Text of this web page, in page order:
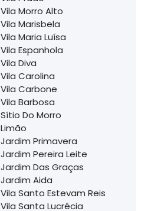
Morro Alto
Marisbela
Maria Luísa
Espanhola
Diva
Carolina
Carbone
Barbosa
Do Morro
Primavera
Pereira Leite
Das Graças
Aida
Santo Estevam Reis
Santa Lucrécia